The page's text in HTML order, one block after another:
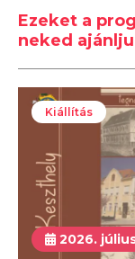
Ezeket a
neked
Kiállítás
2026.